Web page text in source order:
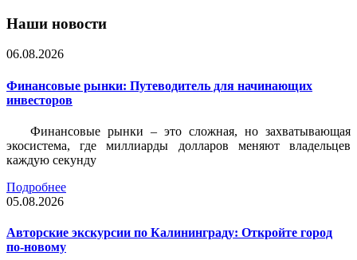
Наши новости
06.08.2026
Финансовые рынки: Путеводитель для начинающих
инвесторов
Финансовые рынки – это сложная, но захватывающая
экосистема, где миллиарды долларов меняют владельцев
каждую секунду
Подробнее
05.08.2026
Авторские экскурсии по Калининграду: Откройте город
по-новому